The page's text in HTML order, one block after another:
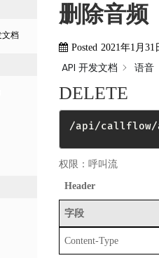
文档
删除音频
Posted 2021年1月31
API 开发文档 语音
DELETE
/api/callflow/
权限：呼叫流
Header
字段
Content-Type